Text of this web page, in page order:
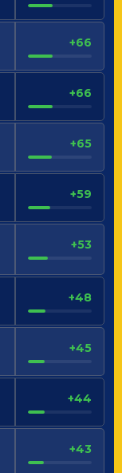
+66
+66
+65
+59
+53
+48
+45
+44
+43